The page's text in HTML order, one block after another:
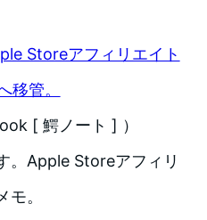
Storeアフィリエイト
移管。
[ 鰐ノート ] ）
。Apple Storeアフィリ
。